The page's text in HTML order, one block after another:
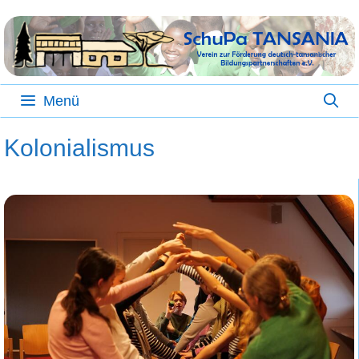
Inhalt
springen
Menü
Kolonialismus